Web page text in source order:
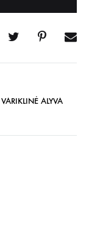
VARIKLINĖ ALYVA